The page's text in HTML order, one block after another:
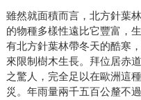
雖然就面積而言，北方針葉
的物種多樣性遠比它豐富，
有北方針葉林帶冬天的酷寒
來限制樹木生長。拜位居赤
之驚人，完全足以在歐洲這
災。年雨量兩千五百公釐不